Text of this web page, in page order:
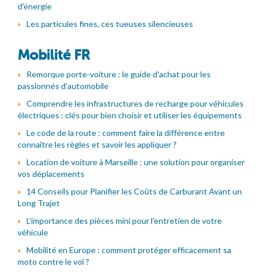
d'énergie
Les particules fines, ces tueuses silencieuses
Mobilité FR
Remorque porte-voiture : le guide d'achat pour les
passionnés d'automobile
Comprendre les infrastructures de recharge pour véhicules
électriques : clés pour bien choisir et utiliser les équipements
Le code de la route : comment faire la différence entre
connaître les règles et savoir les appliquer ?
Location de voiture à Marseille : une solution pour organiser
vos déplacements
14 Conseils pour Planifier les Coûts de Carburant Avant un
Long Trajet
L'importance des pièces mini pour l'entretien de votre
véhicule
Mobilité en Europe : comment protéger efficacement sa
moto contre le vol ?